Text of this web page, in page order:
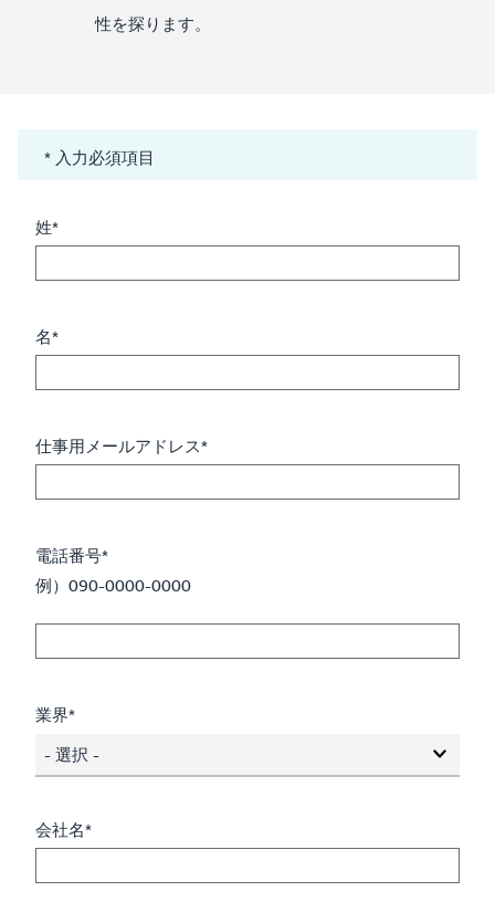
性を探ります。
* 入力必須項目
姓*
名*
仕事用メールアドレス*
電話番号*
例）090-0000-0000
業界*
- 選択 -
会社名*